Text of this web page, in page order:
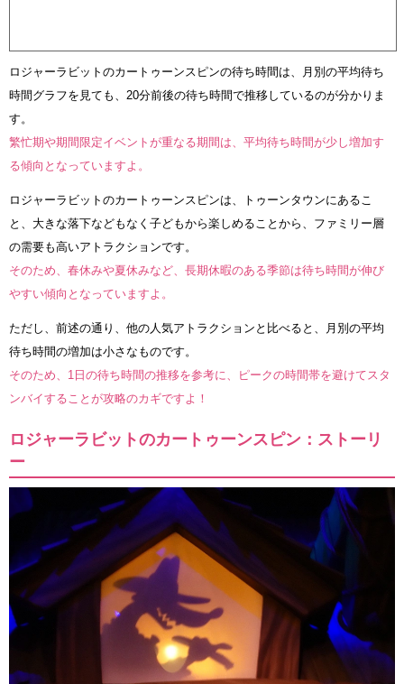
ロジャーラビットのカートゥーンスピンの待ち時間は、月別の平均待ち
時間グラフを見ても、20分前後の待ち時間で推移しているのが分かりま
す。
繁忙期や期間限定イベントが重なる期間は、平均待ち時間が少し増加す
る傾向となっていますよ。
ロジャーラビットのカートゥーンスピンは、トゥーンタウンにあるこ
と、大きな落下などもなく子どもから楽しめることから、ファミリー層
の需要も高いアトラクションです。
そのため、春休みや夏休みなど、長期休暇のある季節は待ち時間が伸び
やすい傾向となっていますよ。
ただし、前述の通り、他の人気アトラクションと比べると、月別の平均
待ち時間の増加は小さなものです。
そのため、1日の待ち時間の推移を参考に、ピークの時間帯を避けてスタ
ンバイすることが攻略のカギですよ！
ロジャーラビットのカートゥーンスピン：ストーリ
ー